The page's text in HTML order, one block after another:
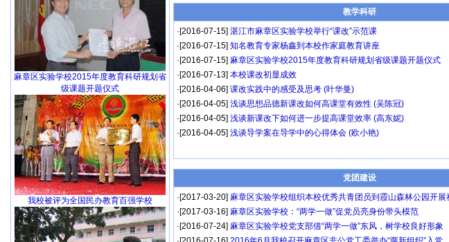
麻章区实验学校2015年度教育科研规划省
级课题开题仪式
我校被评为全国民办教育百强学校
教学科研
·[2016-07-15] 湛江市麻章区实验学校举行“课改”示范课
·[2016-07-15] 知名教育专家杨鑫到本校作家庭教育讲座
·[2016-07-15] 麻章区实验学校2015年度教育科研规划省级课题开题仪式
·[2016-07-13] 本校课改初显成效
·[2016-04-06] 课改实践中的感受及思考 (叶华曼)
·[2016-04-05] 浅谈思想品德新课改如何高课堂有效性 (吴陈冠)
·[2016-04-05] 浅谈新课改下如何进一步提高课堂效率 (高东妮)
·[2016-04-05] 浅谈导学案在导学中的心得体会 (欧小艳)
党团建设
·[2017-03-20] 麻章区实验学校组织本校优秀共青团员到霞山森林公园开展
·[2017-03-16] 麻章区实验学校：“两学一做”促党员亮身份带头模范
·[2016-07-24] 麻章区实验学校党支部借“两学一做”东风，树学校良好形象